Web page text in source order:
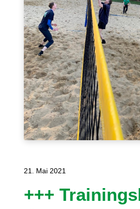
21. Mai 2021
+++